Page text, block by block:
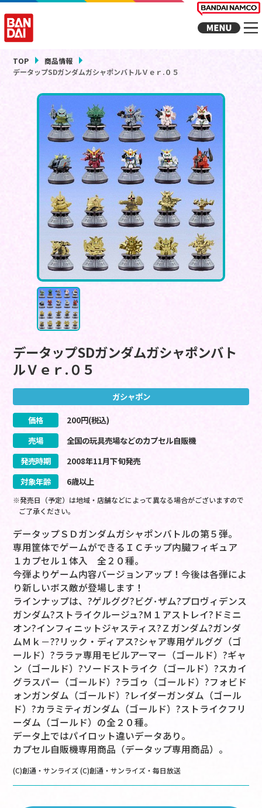
TOP
商品情報
データップSDガンダムガシャポンバトルＶｅｒ.０５
データップSDガンダムガシャポンバト
ルＶｅｒ.０５
ガシャポン
価格 200円(税込)
売場
全国の玩具売場などのカプセル自販機
発売時期
2008年11月下旬発売
対象年齢
6歳以上
※発売日（予定）は地域・店舗などによって異なる場合がございますので
ご了承ください。
データップＳＤガンダムガシャポンバトルの第５弾。
専用筐体でゲームができるＩＣチップ内臓フィギュア
１カプセル１体入 全２０種。
今弾よりゲーム内容バージョンアップ！今後は各弾によ
り新しいボス敵が登場します！
ラインナップは、?ゲルググ?ビグ･ザム?プロヴィデンス
ガンダム?ストライクルージュ?Ｍ１アストレイ?ドミニ
オン?インフィニットジャスティス?Ｚガンダム?ガンダ
ムＭｋ－??リック・ディアス?シャア専用ゲルググ（ゴ
ールド）?ララァ専用モビルアーマー（ゴールド）?ギャ
ン（ゴールド）?ソードストライク（ゴールド）?スカイ
グラスパー（ゴールド）?ラゴゥ（ゴールド）?フォビド
ォンガンダム（ゴールド）?レイダーガンダム（ゴール
ド）?カラミティガンダム（ゴールド）?ストライクフリ
ーダム（ゴールド）の全２０種。
データ上ではパイロット違いデータあり。
カプセル自販機専用商品（データップ専用商品）。
(C)創通・サンライズ (C)創通・サンライズ・毎日放送